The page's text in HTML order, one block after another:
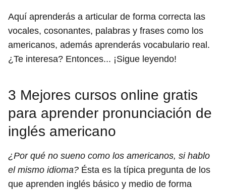
Aquí aprenderás a articular de forma correcta las
vocales, cosonantes, palabras y frases como los
americanos, además aprenderás vocabulario real.
¿Te interesa? Entonces... ¡Sigue leyendo!
3 Mejores cursos online gratis
para aprender pronunciación de
inglés americano
¿Por qué no sueno como los americanos, si hablo
el mismo idioma? Ésta es la típica pregunta de los
que aprenden inglés básico y medio de forma